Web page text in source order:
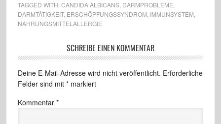
TAGGED WITH:CANDIDA ALBICANS, DARMPROBLEME
DARMTÄTIGKEIT, ERSCHÖPFUNGSSYNDROM IMMUNSYSTEM
NAHRUNGSMITTELALLERGIE
SCHREIBE EINEN KOMMENTAR
Deine E-Mail-Adresse wird nicht veröffentlicht. Erforderliche
Felder sind mit *markiert
Kommentar *